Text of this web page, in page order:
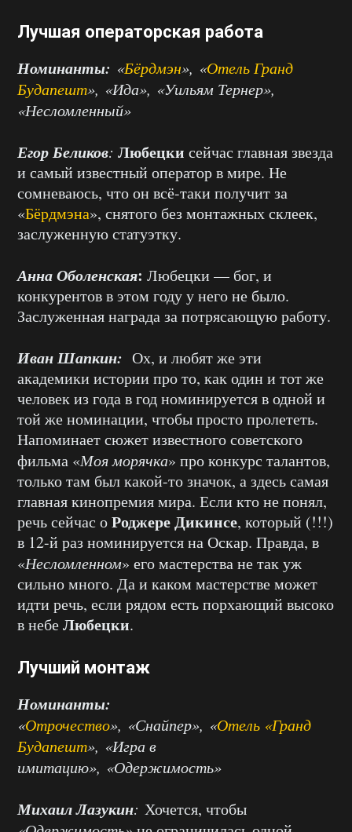
Лучшая операторская работа
Номинанты: «Бёрдмэн», «Отель Гранд
Будапешт», «Ида», «Уильям Тернер»,
«Несломленный»
Егор Беликов: Любецки сейчас главная звезда
и самый известный оператор в мире. Не
сомневаюсь, что он всё-таки получит за
«Бёрдмэна», снятого без монтажных склеек,
заслуженную статуэтку.
Анна Оболенская: Любецки — бог, и
конкурентов в этом году у него не было.
Заслуженная награда за потрясающую работу.
Иван Шапкин: Ох, и любят же эти
академики истории про то, как один и тот же
человек из года в год номинируется в одной и
той же номинации, чтобы просто пролететь.
Напоминает сюжет известного советского
фильма «Моя морячка» про конкурс талантов,
только там был какой-то значок, а здесь самая
главная кинопремия мира. Если кто не понял,
речь сейчас оРоджере Дикинсе, который (!!!)
в 12-й раз номинируется на Оскар. Правда, в
«Несломленном» его мастерства не так уж
сильно много. Да и каком мастерстве может
идти речь, если рядом есть порхающий высоко
в небеЛюбецки.
Лучший монтаж
Номинанты:
«Отрочество», «Снайпер», «Отель «Гранд
Будапешт», «Игра в
имитацию», «Одержимость»
Михаил Лазукин: Хочется, чтобы